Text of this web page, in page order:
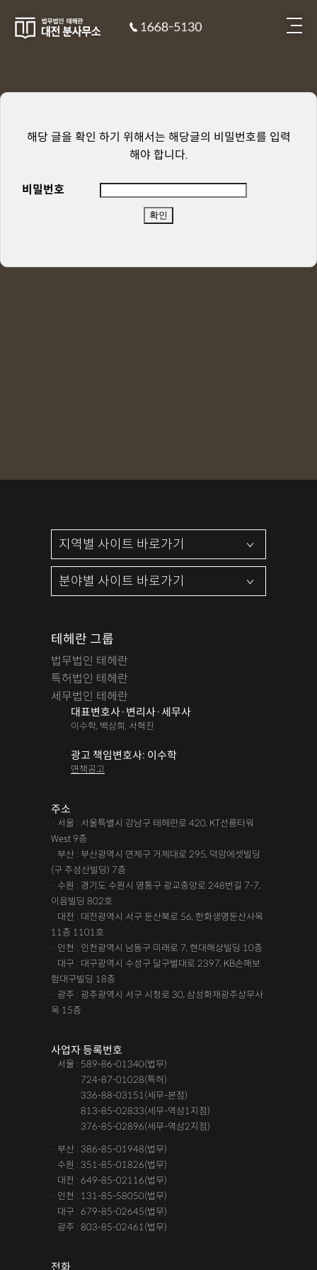
해당 글을 확인 하기 위해서는 해당글의 비밀번호를 입력
해야 합니다.
비밀번호
테헤란 그룹
법무법인 테헤란
특허법인 테헤란
세무법인 테헤란
대표변호사·변리사·세무사
이수학, 백상희, 서혁진
광고 책임변호사: 이수학
면책공고
주소
· 서울 : 서울특별시 강남구 테헤란로 420, KT선릉타워
West 9층
· 부산 : 부산광역시 연제구 거제대로 295, 덕암에셋빌딩
(구 주성산빌딩) 7층
· 수원 : 경기도 수원시 영통구 광교중앙로 248번길 7-7,
이음빌딩 802호
· 대전 : 대전광역시 서구 둔산북로 56, 한화생명둔산사옥
11층 1101호
· 인천 : 인천광역시 남동구 미래로 7, 현대해상빌딩 10층
· 대구 : 대구광역시 수성구 달구벌대로 2397, KB손해보
험대구빌딩 18층
· 광주 : 광주광역시 서구 시청로 30, 삼성화재광주상무사
옥 15층
사업자 등록번호
· 서울 : 589-86-01340(법무)
724-87-01028(특허)
336-88-03151(세무-본점)
813-85-02833(세무-역삼1지점)
376-85-02896(세무-역삼2지점)
· 부산 : 386-85-01948(법무)
· 수원 : 351-85-01826(법무)
· 대전 : 649-85-02116(법무)
· 인천 : 131-85-58050(법무)
· 대구 : 679-85-02645(법무)
· 광주 : 803-85-02461(법무)
전화